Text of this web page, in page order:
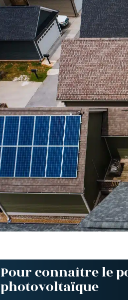
Pour connaître le
photovoltaïque